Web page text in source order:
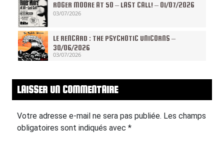
ROGER MOORE AT 50 – LAST CALL! – 01/07/2026
03/07/2026
LE RENCARD : THE PSYCHOTIC UNICORNS –
30/06/2026
03/07/2026
LAISSER UN COMMENTAIRE
Votre adresse e-mail ne sera pas publiée. Les champs
obligatoires sont indiqués avec *